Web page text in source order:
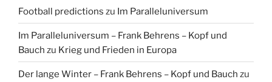
Football predictions zu Im Paralleluniversum
Im Paralleluniversum – Frank Behrens – Kopf und
Bauch zu Krieg und Frieden in Europa
Der lange Winter – Frank Behrens – Kopf und Bauch zu